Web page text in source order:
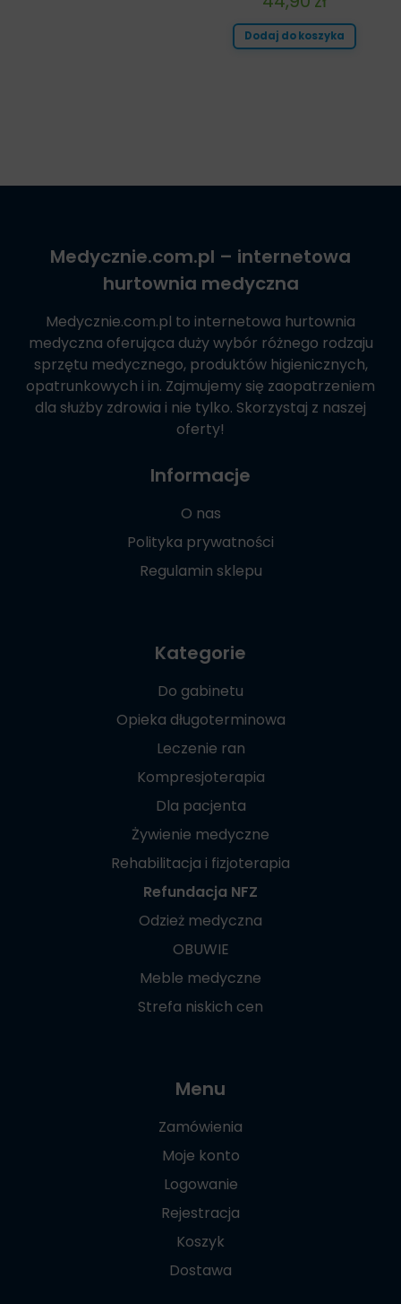
Dodaj do koszyka
Medycznie.com.pl – internetowa
hurtownia medyczna
Medycznie.com.pl to internetowa hurtownia
medyczna oferująca duży wybór różnego rodzaju
sprzętu medycznego, produktów higienicznych,
opatrunkowych i in. Zajmujemy się zaopatrzeniem
dla służby zdrowia i nie tylko. Skorzystaj z naszej
oferty!
Informacje
O nas
Polityka prywatności
Regulamin sklepu
Kategorie
Do gabinetu
Opieka długoterminowa
Leczenie ran
Kompresjoterapia
Dla pacjenta
Żywienie medyczne
Rehabilitacja i fizjoterapia
Refundacja NFZ
Odzież medyczna
OBUWIE
Meble medyczne
Strefa niskich cen
Menu
Zamówienia
Moje konto
Logowanie
Rejestracja
Koszyk
Dostawa